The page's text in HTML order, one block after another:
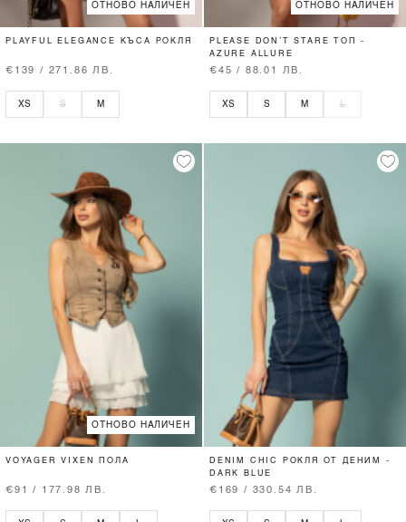
ОТНОВО НАЛИЧЕН
PLAYFUL ELEGANCE КЪСА РОКЛЯ
€139 / 271.86 ЛВ.
XS S M
ОТНОВО НАЛИЧЕН
PLEASE DON’T STARE ТОП -
AZURE ALLURE
€45 / 88.01 ЛВ.
XS S M L
ОТНОВО НАЛИЧЕН
VOYAGER VIXEN ПОЛА
€91 / 177.98 ЛВ.
DENIM CHIC РОКЛЯ ОТ ДЕНИМ -
DARK BLUE
€169 / 330.54 ЛВ.